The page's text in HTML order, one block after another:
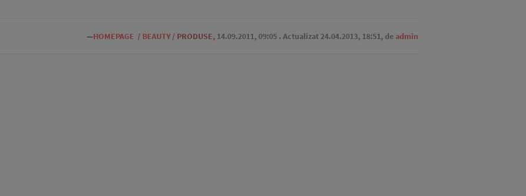
—HOMEPAGE / BEAUTY / PRODUSE, 14.09.2011, 09:05 . Actualizat 24.04.2013, 18:51, de admin